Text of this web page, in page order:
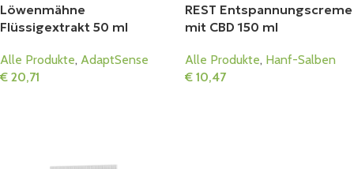
Löwenmähne
Flüssigextrakt 50 ml
Alle Produkte, AdaptSense
€ 20,71
REST Entspannungscreme
mit CBD 150 ml
Alle Produkte, Hanf-Salben
€ 10,47